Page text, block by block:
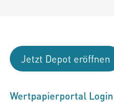
Jetzt Depot eröffnen
Wertpapierportal Login